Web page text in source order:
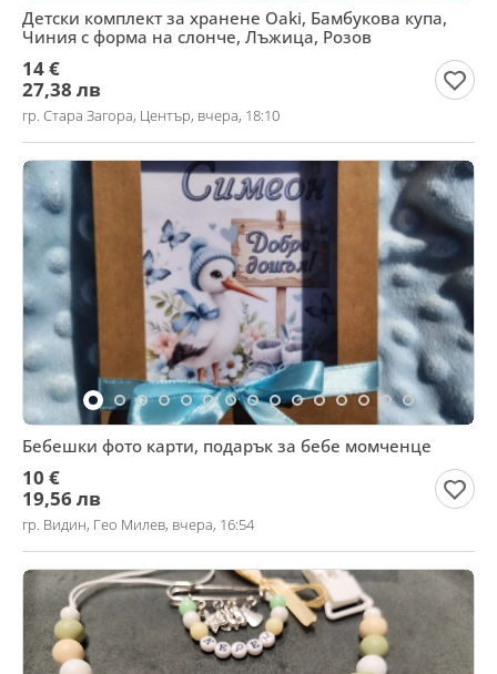
Детски комплект за хранене Oaki, Бамбукова купа,
Чиния с форма на слонче, Лъжица, Розов
14 €
27,38 лв
гр. Стара Загора, Център, вчера, 18:10
Бебешки фото карти, подарък за бебе момченце
10 €
19,56 лв
гр. Видин, Гео Милев, вчера, 16:54